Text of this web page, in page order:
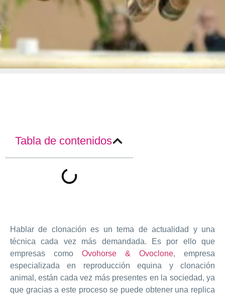
Tabla de contenidos
Hablar de clonación es un tema de actualidad y una
técnica cada vez más demandada. Es por ello que
empresas como Ovohorse & Ovoclone, empresa
especializada en reproducción equina y clonación
animal, están cada vez más presentes en la sociedad, ya
que gracias a este proceso se puede obtener una replica